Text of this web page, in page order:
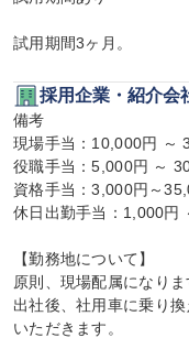
試用期間3ヶ月。
採用企業・紹介会
備考
現場手当：10,000円 ～
役職手当：5,000円 ～
資格手当：3,000円～
休日出勤手当：1,000円
【勤務地について】
原則、現場配属になりま
出社後、社用車に乗り
いただきます。